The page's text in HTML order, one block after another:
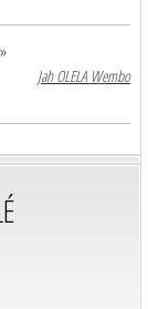
Jah OLELA Wembo